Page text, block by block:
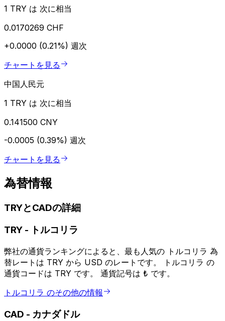
1 TRY は 次に相当
0.0170269 CHF
+0.0000 (0.21%) 週次
チャートを見る
中国人民元
1 TRY は 次に相当
0.141500 CNY
-0.0005 (0.39%) 週次
チャートを見る
為替情報
TRYとCADの詳細
TRY - トルコリラ
弊社の通貨ランキングによると、最も人気の トルコリラ 為
替レートは TRY から USD のレートです。 トルコリラ の
通貨コードは TRY です。 通貨記号は ₺ です。
トルコリラ のその他の情報
CAD - カナダドル